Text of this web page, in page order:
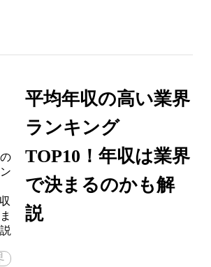
平均年収の高い業界
ランキング
TOP10！年収は業界
で決まるのかも解
説